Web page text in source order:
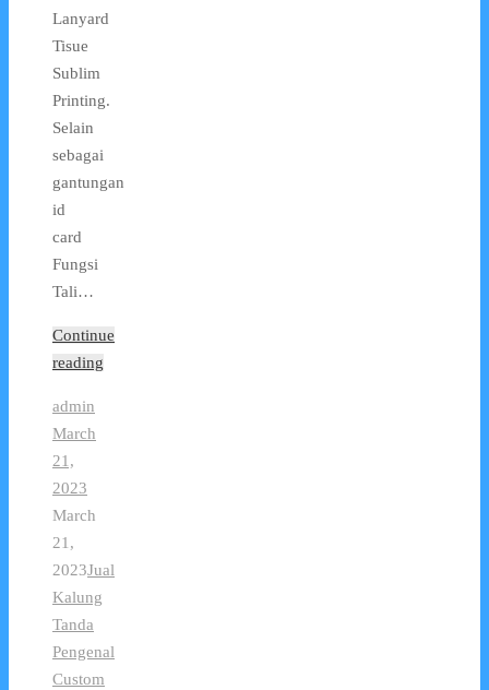
Lanyard
Tisue
Sublim
Printing.
Selain
sebagai
gantungan
id
card
Fungsi
Tali…
Continue
reading
admin
March
21,
2023
March
21,
2023Jual
Kalung
Tanda
Pengenal
Custom